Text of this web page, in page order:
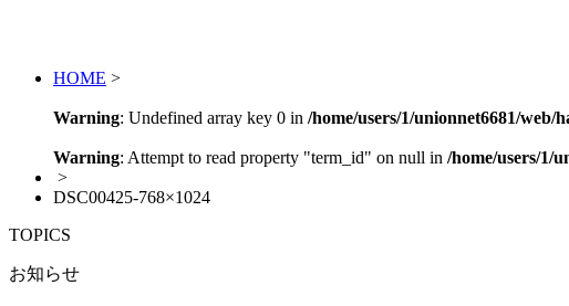
HOME >
Warning: Undefined array key 0 in /home/users/1/unionnet6681/web/
Warning: Attempt to read property "term_id" on null in /home/users/1/
>
DSC00425-768×1024
TOPICS
お知らせ